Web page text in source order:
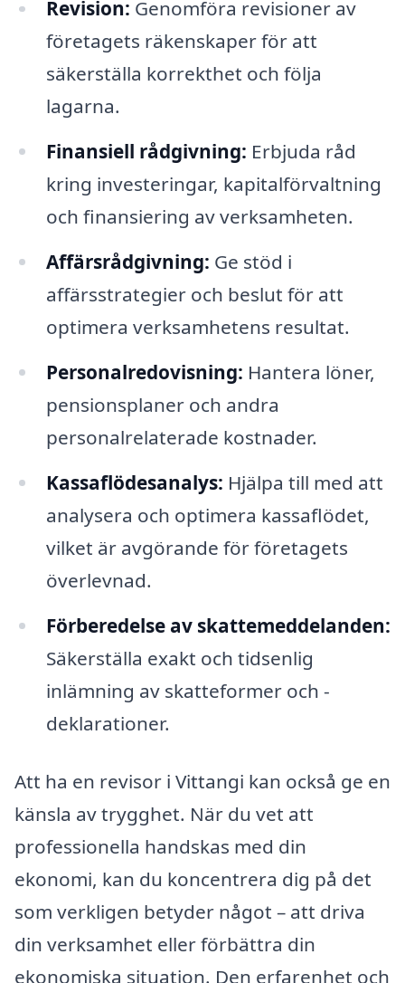
Revision: Genomföra revisioner av
företagets räkenskaper för att
säkerställa korrekthet och följa
lagarna.
Finansiell rådgivning: Erbjuda råd
kring investeringar, kapitalförvaltning
och finansiering av verksamheten.
Affärsrådgivning: Ge stöd i
affärsstrategier och beslut för att
optimera verksamhetens resultat.
Personalredovisning: Hantera löner,
pensionsplaner och andra
personalrelaterade kostnader.
Kassaflödesanalys: Hjälpa till med att
analysera och optimera kassaflödet,
vilket är avgörande för företagets
överlevnad.
Förberedelse av skattemeddelanden:
Säkerställa exakt och tidsenlig
inlämning av skatteformer och -
deklarationer.
Att ha en revisor i Vittangi kan också ge en
känsla av trygghet. När du vet att
professionella handskas med din
ekonomi, kan du koncentrera dig på det
som verkligen betyder något – att driva
din verksamhet eller förbättra din
ekonomiska situation. Den erfarenhet och